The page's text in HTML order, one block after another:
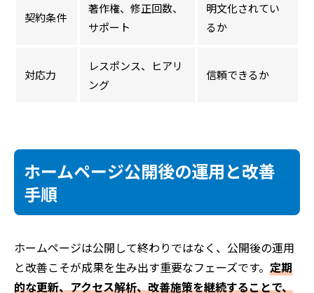
契約条件
著作権、修正回数、
サポート
明文化されてい
るか
対応力
レスポンス、ヒアリ
ング
信頼できるか
ホームページ公開後の運用と改善
手順
ホームページは公開して終わりではなく、公開後の運用
と改善こそが成果を生み出す重要なフェーズです。 定期
的な更新、アクセス解析、改善施策を継続することで、